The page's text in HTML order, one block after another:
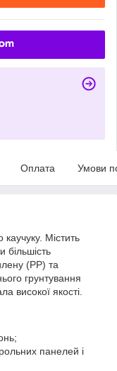
Оплата Умови
каучуку. Містить
більшість
(РР) та
грунтування
високої якості.
панелей і